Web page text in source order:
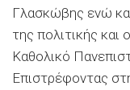
Γλασκώβης ενώ
της πολιτικής και
Καθολικό
Επιστρέφοντας